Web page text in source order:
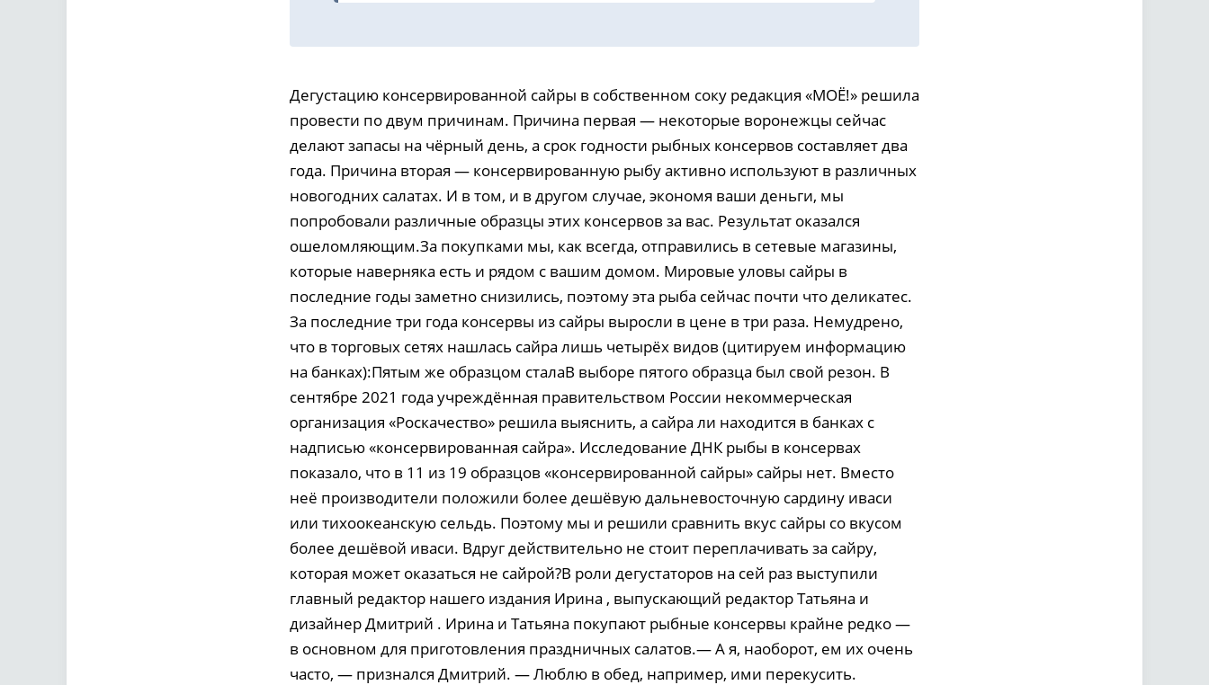
Дегустацию консервированной сайры в собственном соку редакция «МОЁ!» решила
провести по двум причинам. Причина первая — некоторые воронежцы сейчас
делают запасы на чёрный день, а срок годности рыбных консервов составляет два
года. Причина вторая — консервированную рыбу активно используют в различных
новогодних салатах. И в том, и в другом случае, экономя ваши деньги, мы
попробовали различные образцы этих консервов за вас. Результат оказался
ошеломляющим.За покупками мы, как всегда, отправились в сетевые магазины,
которые наверняка есть и рядом с вашим домом. Мировые уловы сайры в
последние годы заметно снизились, поэтому эта рыба сейчас почти что деликатес.
За последние три года консервы из сайры выросли в цене в три раза. Немудрено,
что в торговых сетях нашлась сайра лишь четырёх видов (цитируем информацию
на банках):Пятым же образцом сталаВ выборе пятого образца был свой резон. В
сентябре 2021 года учреждённая правительством России некоммерческая
организация «Роскачество» решила выяснить, а сайра ли находится в банках с
надписью «консервированная сайра». Исследование ДНК рыбы в консервах
показало, что в 11 из 19 образцов «консервированной сайры» сайры нет. Вместо
неё производители положили более дешёвую дальневосточную сардину иваси
или тихоокеанскую сельдь. Поэтому мы и решили сравнить вкус сайры со вкусом
более дешёвой иваси. Вдруг действительно не стоит переплачивать за сайру,
которая может оказаться не сайрой?В роли дегустаторов на сей раз выступили
главный редактор нашего издания Ирина , выпускающий редактор Татьяна и
дизайнер Дмитрий . Ирина и Татьяна покупают рыбные консервы крайне редко —
в основном для приготовления праздничных салатов.— А я, наоборот, ем их очень
часто, — признался Дмитрий. — Люблю в обед, например, ими перекусить.